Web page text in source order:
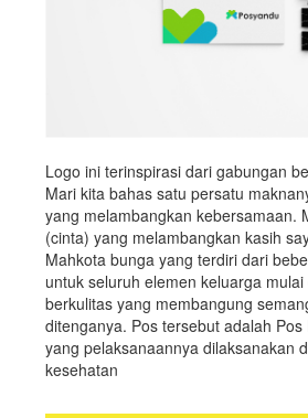
Logo ini terinspirasi dari gabungan
Mari kita bahas satu persatu
yang melambangkan kebersamaan.
(cinta) yang melambangkan kasih
Mahkota bunga yang terdiri dari
untuk seluruh elemen keluarga
berkulitas yang membangung
ditenganya. Pos tersebut adalah
yang pelaksanaannya dilaksanakan
kesehatan